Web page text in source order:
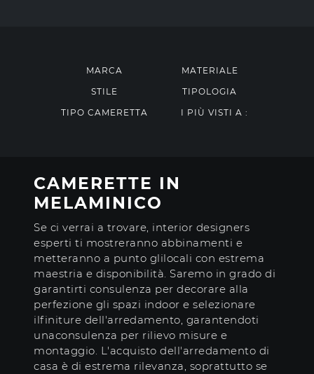
MARCA
MATERIALE
STILE
TIPOLOGIA
TIPO CAMERETTA
I PIÙ VISTI A :
CAMERETTE IN
MELAMINICO
Se ci verrai a trovare, interior designers
esperti ti mostreranno abbinamenti e
metteranno a punto glilocali con estrema
maestria e disponibilità. Saremo in grado di
garantirti consulenza per decorare alla
perfezione gli spazi indoor e selezionare
ilfiniture dell'arredamento, garantendoti
unaconsulenza per rilievo misure e
montaggio. L'acquisto dell'arredamento di
casa è di estrema rilevanza, soprattutto se